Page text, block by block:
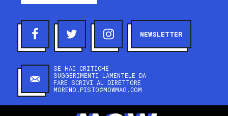
NEWSLETTER
SE HAI CRITICHE
SUGGERIMENTI LAMENTELE DA
FARE SCRIVI AL DIRETTORE
MORENO.PISTO@MOWMAG.COM